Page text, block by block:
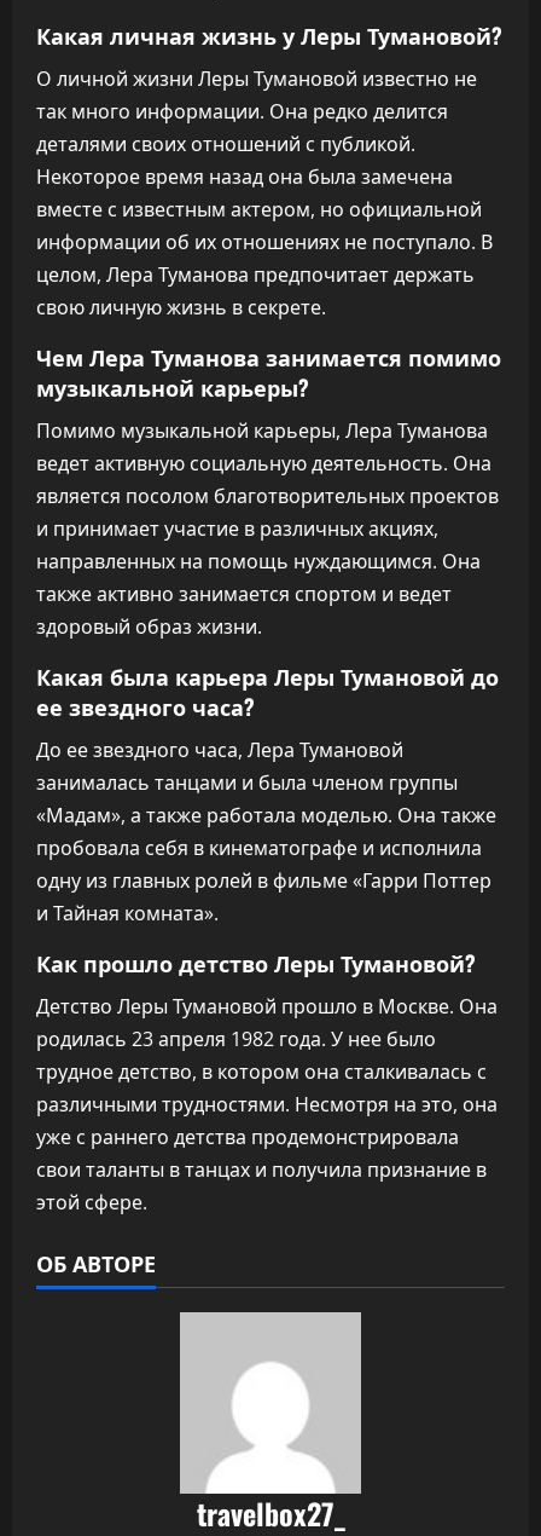
Какая личная жизнь у Леры Тумановой?
О личной жизни Леры Тумановой известно не
так много информации. Она редко делится
деталями своих отношений с публикой.
Некоторое время назад она была замечена
вместе с известным актером, но официальной
информации об их отношениях не поступало. В
целом, Лера Туманова предпочитает держать
свою личную жизнь в секрете.
Чем Лера Туманова занимается помимо
музыкальной карьеры?
Помимо музыкальной карьеры, Лера Туманова
ведет активную социальную деятельность. Она
является посолом благотворительных проектов
и принимает участие в различных акциях,
направленных на помощь нуждающимся. Она
также активно занимается спортом и ведет
здоровый образ жизни.
Какая была карьера Леры Тумановой до
ее звездного часа?
До ее звездного часа, Лера Тумановой
занималась танцами и была членом группы
«Мадам», а также работала моделью. Она также
пробовала себя в кинематографе и исполнила
одну из главных ролей в фильме «Гарри Поттер
и Тайная комната».
Как прошло детство Леры Тумановой?
Детство Леры Тумановой прошло в Москве. Она
родилась 23 апреля 1982 года. У нее было
трудное детство, в котором она сталкивалась с
различными трудностями. Несмотря на это, она
уже с раннего детства продемонстрировала
свои таланты в танцах и получила признание в
этой сфере.
ОБ АВТОРЕ
travelbox27_